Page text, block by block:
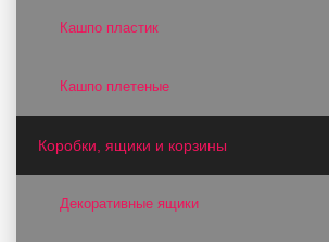
Кашпо пластик
Кашпо плетеные
Коробки, ящики и корзины
Декоративные ящики